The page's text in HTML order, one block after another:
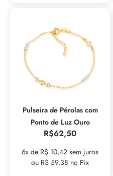
Pulseira de Pérolas com
Ponto de Luz Ouro
R$62,50
6x de R$ 10,42 sem juros
ou R$ 59,38 no Pix